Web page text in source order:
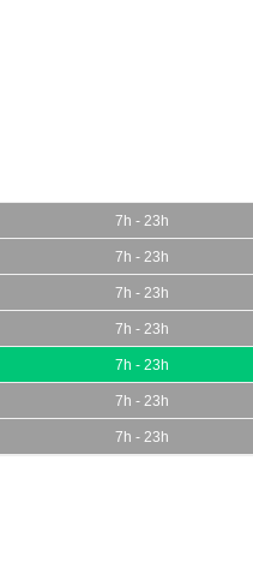
7h - 23h
7h - 23h
7h - 23h
7h - 23h
7h - 23h
7h - 23h
7h - 23h